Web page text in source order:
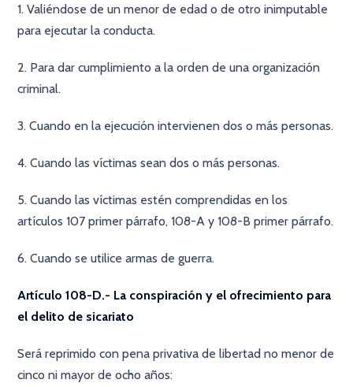
1. Valiéndose de un menor de edad o de otro inimputable
para ejecutar la conducta.
2. Para dar cumplimiento a la orden de una organización
criminal.
3. Cuando en la ejecución intervienen dos o más personas.
4. Cuando las víctimas sean dos o más personas.
5. Cuando las víctimas estén comprendidas en los
artículos 107 primer párrafo, 108-A y 108-B primer párrafo.
6. Cuando se utilice armas de guerra.
Artículo 108-D.- La conspiración y el ofrecimiento para
el delito de sicariato
Será reprimido con pena privativa de libertad no menor de
cinco ni mayor de ocho años: